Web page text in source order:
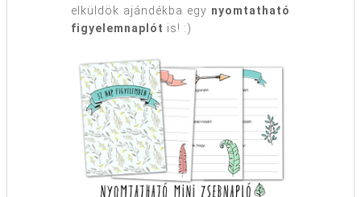
elküldök ajándékba egy nyomtatható
figyelemnaplót is! :)